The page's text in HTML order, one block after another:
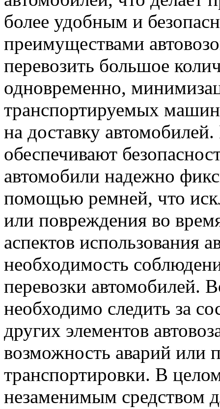
более удобным и
преимуществами
перевозить большое
одновременно,
транспортируемых
на доставку
обеспечивают
автомобили надежно
помощью ремней, что
или повреждения во
аспектов использования
необходимость
перевозки автомобилей.
необходимо следить за
других элементов
возможность аварий или
транспортировки. В
незаменимым средством